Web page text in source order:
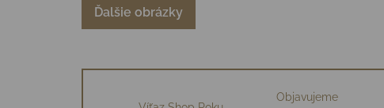
Ďalšie obrázky
Objavujeme